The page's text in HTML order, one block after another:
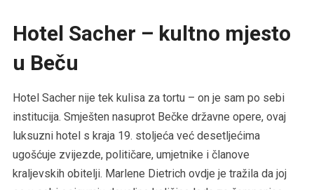
Hotel Sacher – kultno mjesto
u Beču
Hotel Sacher nije tek kulisa za tortu – on je sam po sebi
institucija. Smješten nasuprot Bečke državne opere, ovaj
luksuzni hotel s kraja 19. stoljeća već desetljećima
ugošćuje zvijezde, političare, umjetnike i članove
kraljevskih obitelji. Marlene Dietrich ovdje je tražila da joj